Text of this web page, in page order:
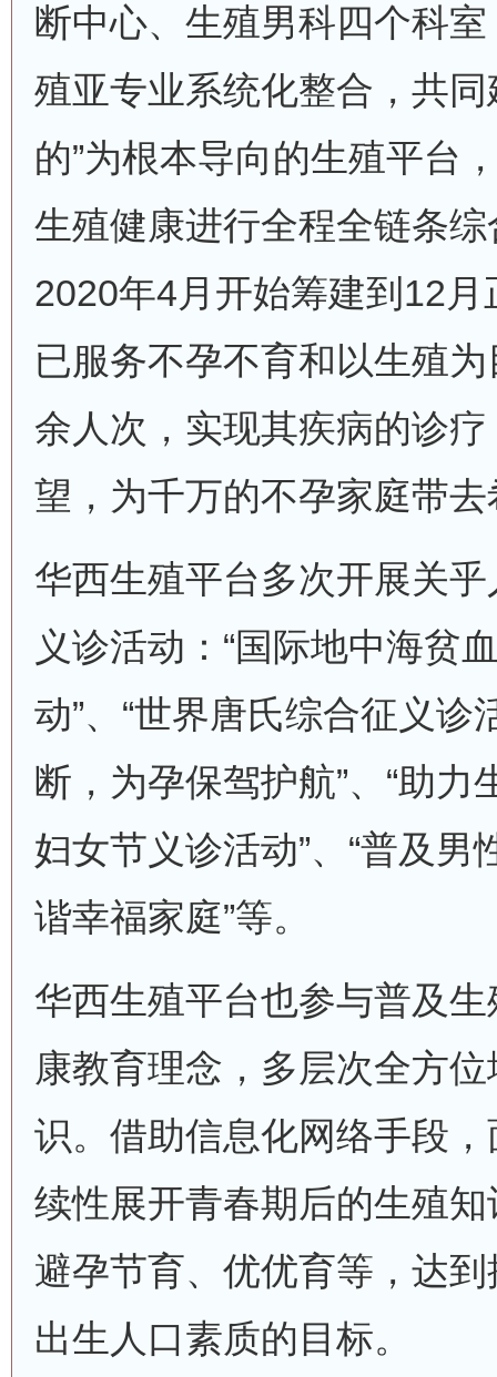
断中心、生殖男科四个科
殖亚专业系统化整合，共同
的”为根本导向的生殖平台
生殖健康进行全程全链条
2020年4月开始筹建到12
已服务不孕不育和以生殖
余人次，实现其疾病的诊
望，为千万的不孕家庭带
华西生殖平台多次开展关
义诊活动：“国际地中海贫
动”、“世界唐氏综合征义
断，为孕保驾护航”、“助
妇女节义诊活动”、“普及
谐幸福家庭”等。
华西生殖平台也参与普及
康教育理念，多层次全方
识。借助信息化网络手段
续性展开青春期后的生殖
避孕节育、优优育等，达
出生人口素质的目标。